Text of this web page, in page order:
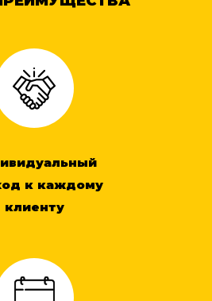
к каждому
клиенту